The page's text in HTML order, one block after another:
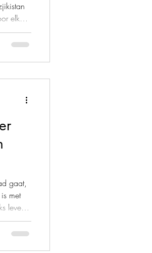
elk
gaat,
met
leven
liefde